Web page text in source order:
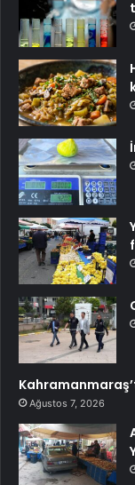
Ağustos 7, 2026